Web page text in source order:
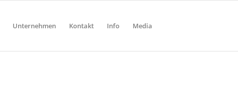
Unternehmen Kontakt Info Media